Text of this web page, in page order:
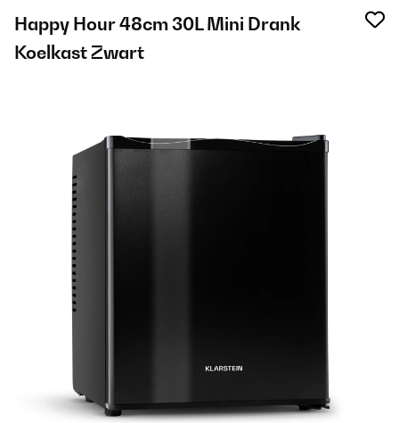
Happy Hour 48cm 30L Mini Drank
Koelkast Zwart